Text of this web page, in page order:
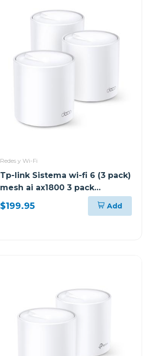
Redes y Wi-Fi
Tp-link Sistema wi-fi 6 (3 pack)
mesh ai ax1800 3 pack
decox20
$199.95 Add